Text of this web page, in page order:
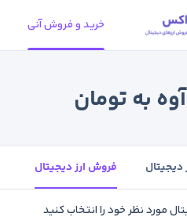
خرید و فروش آنی
به تومان
دیجیتال فروش ارز دیجیتال
مورد نظر خود را انتخاب کنید